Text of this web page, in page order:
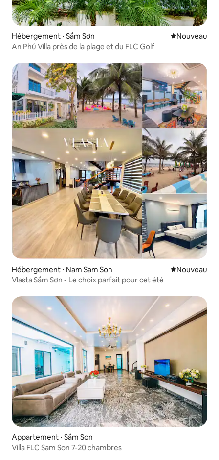
Hébergement ⋅ Sầm Sơn Nouvel
Nouveau
An Phú Villa près de la plage et du FLC Golf
Hébergement ⋅ Nam Sam Son Nouvel
Nouveau
Vlasta Sầm Sơn - Le choix parfait pour cet été
Appartement ⋅ Sầm Sơn
Villa FLC Sam Son 7-20 chambres